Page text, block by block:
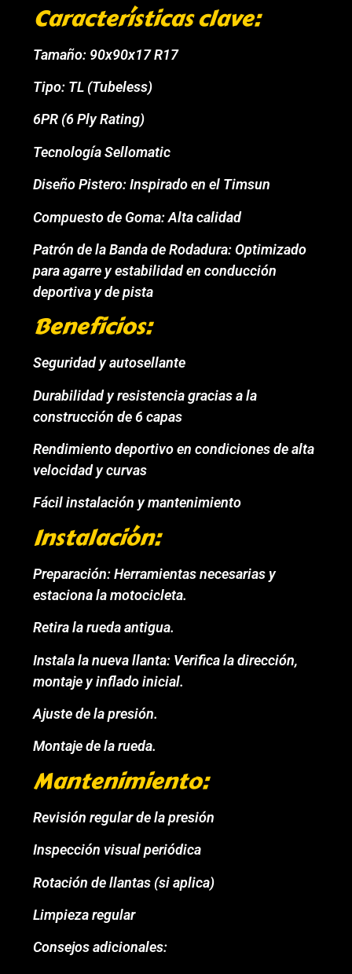
Características clave:
Tamaño: 90x90x17 R17
Tipo: TL (Tubeless)
6PR (6 Ply Rating)
Tecnología Sellomatic
Diseño Pistero: Inspirado en el Timsun
Compuesto de Goma: Alta calidad
Patrón de la Banda de Rodadura: Optimizado
para agarre y estabilidad en conducción
deportiva y de pista
Beneficios:
Seguridad y autosellante
Durabilidad y resistencia gracias a la
construcción de 6 capas
Rendimiento deportivo en condiciones de alta
velocidad y curvas
Fácil instalación y mantenimiento
Instalación:
Preparación: Herramientas necesarias y
estaciona la motocicleta.
Retira la rueda antigua.
Instala la nueva llanta: Verifica la dirección,
montaje y inflado inicial.
Ajuste de la presión.
Montaje de la rueda.
Mantenimiento:
Revisión regular de la presión
Inspección visual periódica
Rotación de llantas (si aplica)
Limpieza regular
Consejos adicionales: